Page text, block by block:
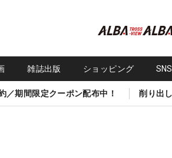
雑誌出版 ショッピング
／期間限定クーポン配布中！ 削り出